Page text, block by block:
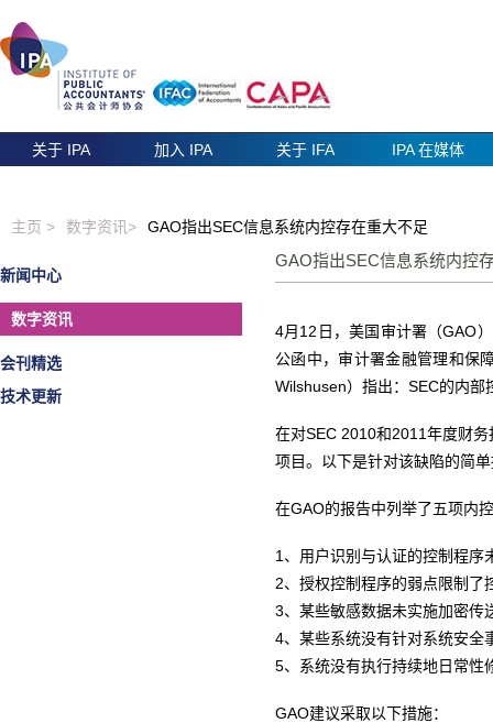
关于 IPA 加入 IPA 关于 IFA IPA 在媒体
主页 > 数字资讯> GAO指出SEC信息系统内控存在重大不足
新闻中心
数字资讯
会刊精选
技术更新
GAO指出SEC信息系统内
4月12日，美国审计署（GAO
公函中，审计署金融管理和保
Wilshusen）指出：SEC的内部
在对SEC 2010和2011年度财
项目。以下是针对该缺陷的简
在GAO的报告中列举了五项内
1、用户识别与认证的控制程序
2、授权控制程序的弱点限制了
3、某些敏感数据未实施加密传
4、某些系统没有针对系统安全
5、系统没有执行持续地日常性
GAO建议采取以下措施：